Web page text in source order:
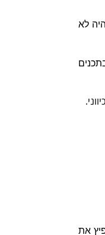
לא
את